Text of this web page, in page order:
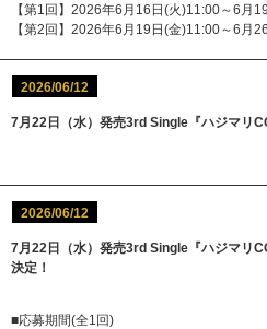
【第1回】2026年6月16日(火)11:00～6月
【第2回】2026年6月19日(金)11:00～6月
2026/06/12
7月22日（水）発売3rd Single『ハジマリ
2026/06/12
7月22日（水）発売3rd Single『ハジマリ
決定！
■応募期間(全1回)